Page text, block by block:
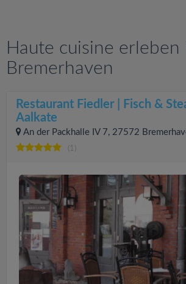
Haute cuisine erleben
Bremerhaven
Restaurant Fiedler | Fisch &
Aalkate
An der Packhalle IV 7, 27572
(1)